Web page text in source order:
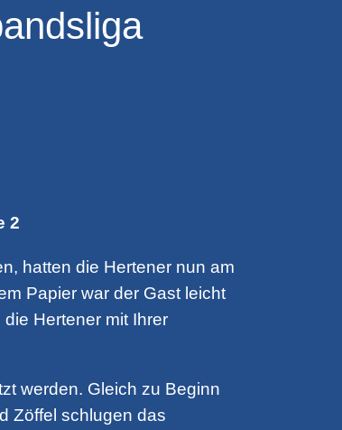
2
hatten die Hertener nun am
Papier war der Gast leicht
Hertener mit Ihrer
werden. Gleich zu Beginn
Zöffel schlugen das